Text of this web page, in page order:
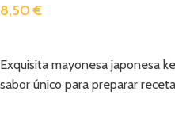
8,50€
Exquisita mayonesa japonesa
sabor único para preparar